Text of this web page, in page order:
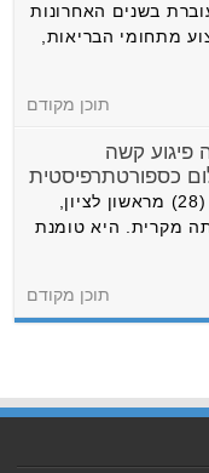
בשנים האחרונות
מתחומי הבריאות,
תוכן מקודם
פיגוע קשה
כספורטתרפיסטית
עבור דנה אופיר פרידמן (28) מראשון לציון,
מקרית. היא טומנת
תוכן מקודם